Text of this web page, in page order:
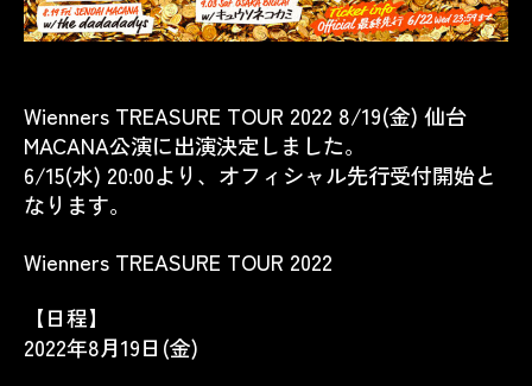
Wienners TREASURE TOUR 2022 8/19(金) 仙台
MACANA公演に出演決定しました。
6/15(水) 20:00より、オフィシャル先行受付開始と
なります。
Wienners TREASURE TOUR 2022
【日程】
2022年8月19日(金)